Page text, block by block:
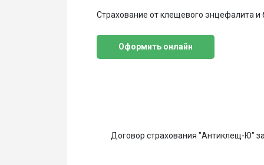
Страхование от клещевого энцефалита и
Оформить онлайн
Договор страхования "Антиклещ-Ю"